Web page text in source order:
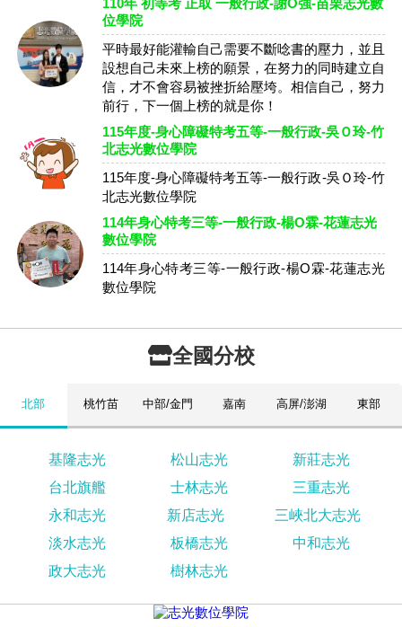
110年 初等考 正取 一般行政-謝O強-苗栗志光數
位學院
平時最好能灌輸自己需要不斷唸書的壓力，並且
設想自己未來上榜的願景，在努力的同時建立自
信，才不會容易被挫折給壓垮。相信自己，努力
前行，下一個上榜的就是你！
115年度-身心障礙特考五等-一般行政-吳Ｏ玲-竹
北志光數位學院
115年度-身心障礙特考五等-一般行政-吳Ｏ玲-竹
北志光數位學院
114年身心特考三等-一般行政-楊O霖-花蓮志光
數位學院
114年身心特考三等-一般行政-楊O霖-花蓮志光
數位學院
全國分校
北部 桃竹苗 中部/金門 嘉南 高屏/澎湖 東部
基隆志光 松山志光
新莊志光
台北旗艦
士林志光
三重志光
永和志光
新店志光
三峽北大志光
淡水志光
板橋志光
中和志光
政大志光
樹林志光